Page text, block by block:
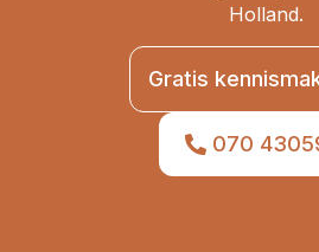
Holland.
Gratis
070